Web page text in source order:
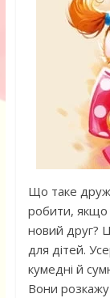
Що таке
робити, якщо
новий друг?
для дітей.
кумедні й
Вони